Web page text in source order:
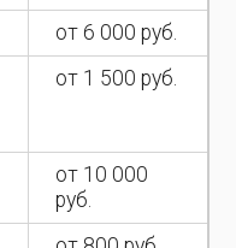
от 6 000 руб.
от 1 500 руб.
от 10 000
руб.